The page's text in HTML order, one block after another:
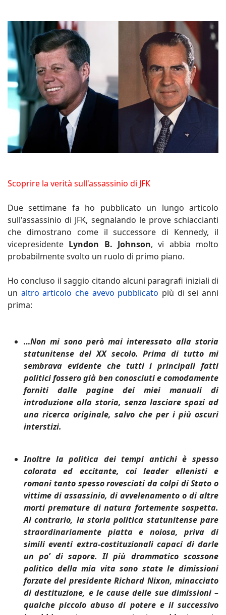
Scoprire la verità sull'assassinio di JFK
Due settimane fa ho pubblicato un lungo articolo
sull'assassinio di JFK, segnalando le prove schiaccianti
che dimostrano come il successore di Kennedy, il
vicepresidente Lyndon B. Johnson, vi abbia molto
probabilmente svolto un ruolo di primo piano.
Ho concluso il saggio citando alcuni paragrafi iniziali di
un altro articolo che avevo pubblicato più di sei anni
prima:
…Non mi sono però mai interessato alla storia
statunitense del XX secolo. Prima di tutto mi
sembrava evidente che tutti i principali fatti
politici fossero già ben conosciuti e comodamente
forniti dalle pagine dei miei manuali di
introduzione alla storia, senza lasciare spazi ad
una ricerca originale, salvo che per i più oscuri
interstizi.
Inoltre la politica dei tempi antichi è spesso
colorata ed eccitante, coi leader ellenisti e
romani tanto spesso rovesciati da colpi di Stato o
vittime di assassinio, di avvelenamento o di altre
morti premature di natura fortemente sospetta.
Al contrario, la storia politica statunitense pare
straordinariamente piatta e noiosa, priva di
simili eventi extra-costituzionali capaci di darle
un po’ di sapore. Il più drammatico scossone
politico della mia vita sono state le dimissioni
forzate del presidente Richard Nixon, minacciato
di destituzione, e le cause delle sue dimissioni –
qualche piccolo abuso di potere e il successivo